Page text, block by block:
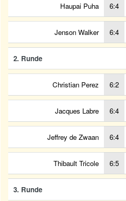
Haupai Puha 6:4
Jenson Walker 6:4
2. Runde
Christian Perez 6:2
Jacques Labre 6:4
Jeffrey de Zwaan 6:4
Thibault Tricole 6:5
3. Runde